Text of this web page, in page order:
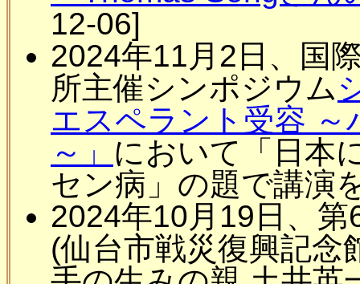
12-06]
2024年11月2日、国
所主催シンポジウム
エスペラント受容
～」 において「日本
セン病」の題で講演
2024年10月19日、
(仙台市戦災復興記念